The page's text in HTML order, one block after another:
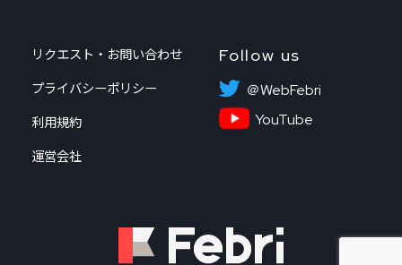
リクエスト・お問い合わせ
プライバシーポリシー
利用規約
運営会社
Follow us
＠WebFebri
YouTube